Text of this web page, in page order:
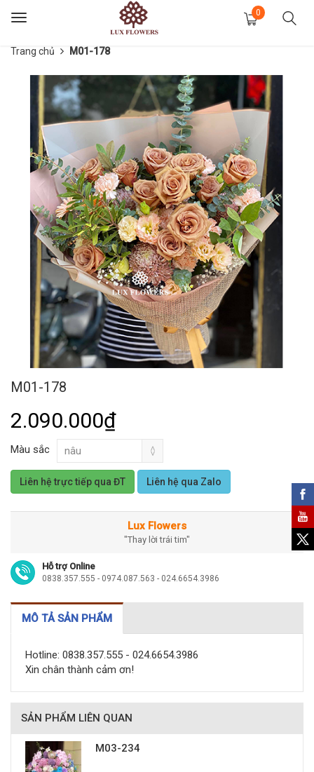
Toggle
0
Trang chủ M01-178
M01-178
2.090.000₫
Màu sắc
Liên hệ trực tiếp qua ĐT Liên hệ qua Zalo
Lux Flowers
"Thay lời trái tim"
Hỗ trợ Online
0838.357.555 - 0974.087.563 - 024.6654.3986
MÔ TẢ SẢN PHẨM
Hotline: 0838.357.555 - 024.6654.3986
Xin chân thành cảm ơn!
SẢN PHẨM LIÊN QUAN
M03-234